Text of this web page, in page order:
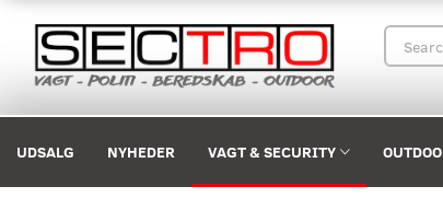
UDSALG NYHEDER VAGT & SECURITY